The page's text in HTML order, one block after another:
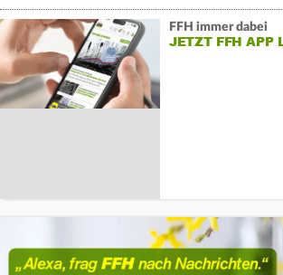
FFH immer dabei
JETZT FFH APP